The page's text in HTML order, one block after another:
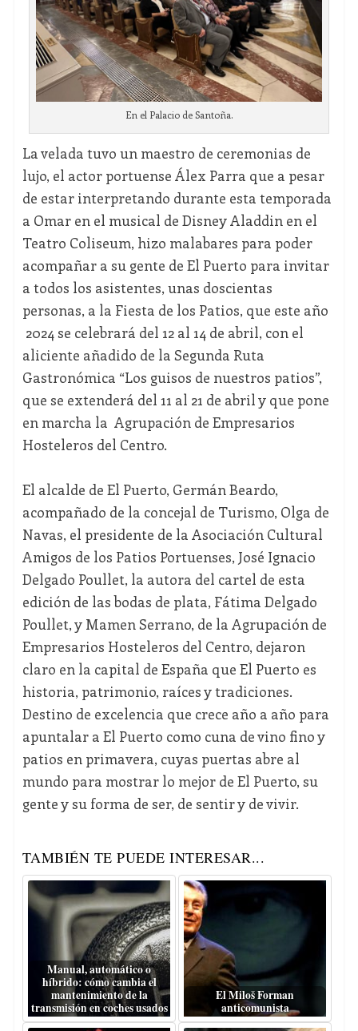
En el Palacio de Santoña.
La velada tuvo un maestro de ceremonias de
lujo, el actor portuense Álex Parra que a pesar
de estar interpretando durante esta temporada
a Omar en el musical de Disney Aladdin en el
Teatro Coliseum, hizo malabares para poder
acompañar a su gente de El Puerto para invitar
a todos los asistentes, unas doscientas
personas, a la Fiesta de los Patios, que este año
2024 se celebrará del 12 al 14 de abril, con el
aliciente añadido de la Segunda Ruta
Gastronómica “Los guisos de nuestros patios”,
que se extenderá del 11 al 21 de abril y que pone
en marcha la Agrupación de Empresarios
Hosteleros del Centro.
El alcalde de El Puerto, Germán Beardo,
acompañado de la concejal de Turismo, Olga de
Navas, el presidente de la Asociación Cultural
Amigos de los Patios Portuenses, José Ignacio
Delgado Poullet, la autora del cartel de esta
edición de las bodas de plata, Fátima Delgado
Poullet, y Mamen Serrano, de la Agrupación de
Empresarios Hosteleros del Centro, dejaron
claro en la capital de España que El Puerto es
historia, patrimonio, raíces y tradiciones.
Destino de excelencia que crece año a año para
apuntalar a El Puerto como cuna de vino fino y
patios en primavera, cuyas puertas abre al
mundo para mostrar lo mejor de El Puerto, su
gente y su forma de ser, de sentir y de vivir.
TAMBIÉN TE PUEDE INTERESAR...
Manual, automático o
híbrido: cómo cambia el
mantenimiento de la
transmisión en coches usados
El Miloš Forman
anticomunista